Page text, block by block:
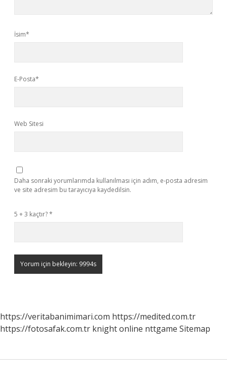
İsim*
E-Posta*
Web Sitesi
Daha sonraki yorumlarımda kullanılması için adım, e-posta adresim
ve site adresim bu tarayıcıya kaydedilsin.
5 + 3 kaçtır?*
https://veritabanimimari.com https://medited.com.tr
https://fotosafak.com.tr knight online nttgame Sitemap